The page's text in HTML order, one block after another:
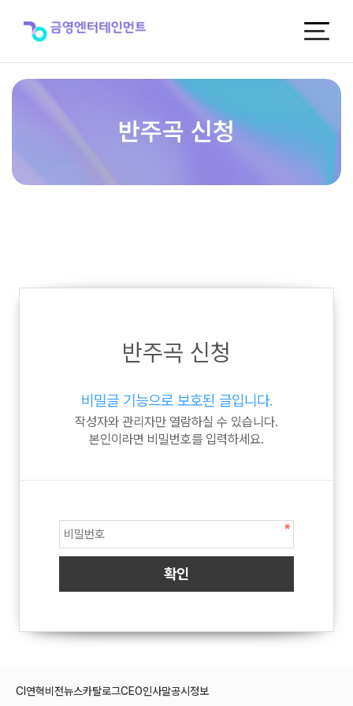
반주곡 신청
반주곡 신청
비밀글 기능으로 보호된 글입니다.
작성자와 관리자만 열람하실 수 있습니다.
본인이라면 비밀번호를 입력하세요.
CI 연혁비전뉴스카탈로그CEO인사말공시정보